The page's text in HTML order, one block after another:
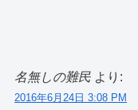
名無しの難民 より:
2016年6月24日 3:08 PM